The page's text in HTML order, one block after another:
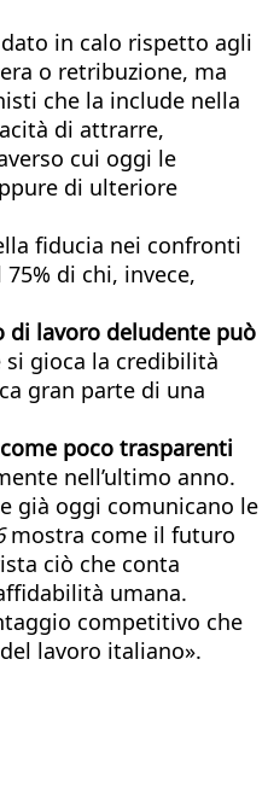
in calo rispetto agli
o retribuzione, ma
che la include nella
di attrarre,
cui oggi le
di ulteriore
fiducia nei confronti
di chi, invece,
di lavoro deludente può
si gioca la credibilità
gran parte di una
poco trasparenti
nell’ultimo anno.
già oggi comunicano le
mostra come il futuro
ciò che conta
umana.
competitivo che
lavoro italiano».